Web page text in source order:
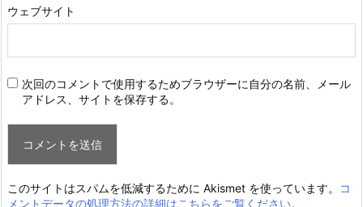
ウェブサイト
次回のコメントで使用するためブラウザーに自分の名前、メール
アドレス、サイトを保存する。
このサイトはスパムを低減するために Akismet を使っています。
コ
メントデータの処理方法の詳細はこちらをご覧ください。